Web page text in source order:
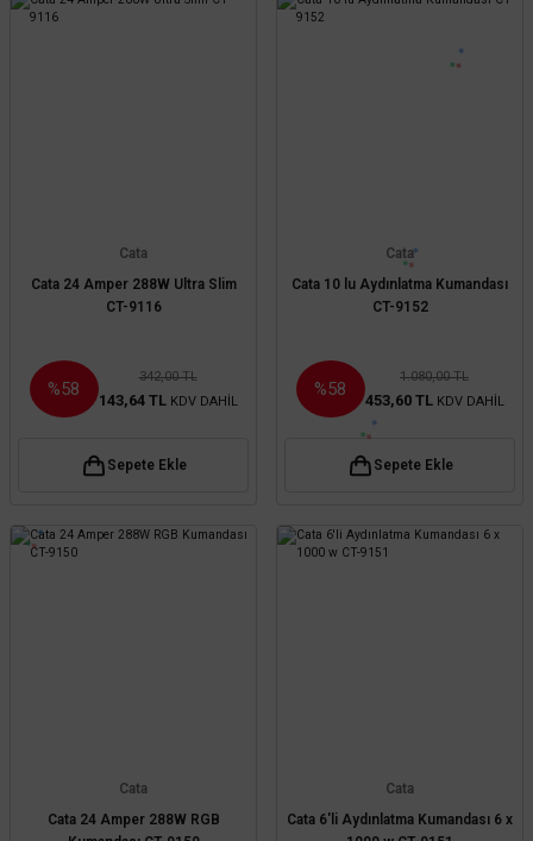
Cata
Cata 24 Amper 288W Ultra Slim
CT-9116
%58
342,00 TL
143,64 TL KDV DAHİL
Sepete Ekle
Cata
Cata 10 lu Aydınlatma Kumandası
CT-9152
%58
1.080,00 TL
453,60 TL KDV DAHİL
Sepete Ekle
Cata
Cata 24 Amper 288W RGB
Cata
Cata 6'li Aydınlatma Kumandası 6 x